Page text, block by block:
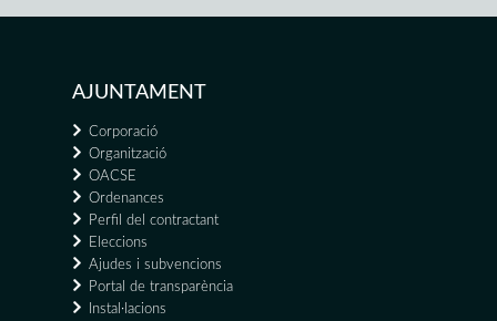
AJUNTAMENT
Corporació
Organització
OACSE
Ordenances
Perfil del contractant
Eleccions
Ajudes i subvencions
Portal de transparència
Instal·lacions